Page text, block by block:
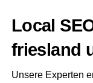
Local
fries­land
Unse­re Exper­ten